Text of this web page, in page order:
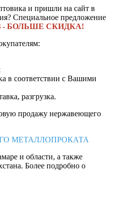
и пришли на сайт в
Специальное предложение
- БОЛЬШЕ СКИДКА!
в соответствии с Вашими
разгрузка.
продажу нержавеющего
МЕТАЛЛОПРОКАТА
и области, а также
Более подробно о